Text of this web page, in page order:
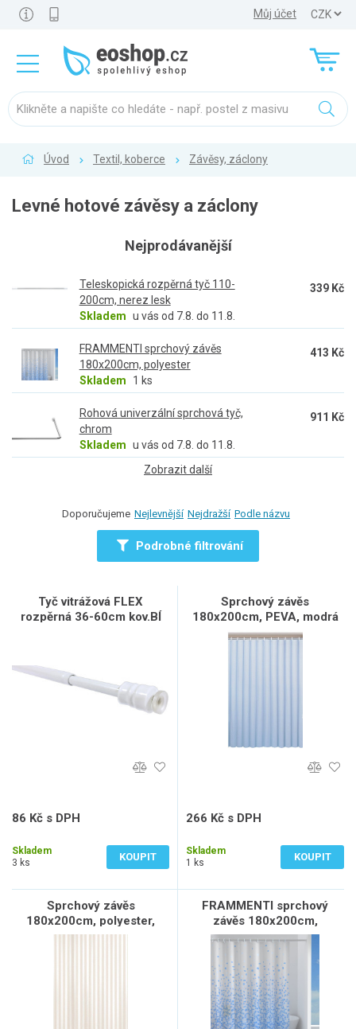
Můj účet
Úvod Textil, koberce Závěsy, záclony
Levné hotové závěsy a záclony
Nejprodávanější
Teleskopická rozpěrná tyč 110-
200cm, nerez lesk
Skladem u vás od 7.8. do 11.8.
339 Kč
FRAMMENTI sprchový závěs
180x200cm, polyester
Skladem
1 ks
413 Kč
Rohová univerzální sprchová tyč,
chrom
Skladem u vás od 7.8. do 11.8.
911 Kč
Zobrazit další
Doporučujeme Nejlevnější Nejdražší Podle názvu
Podrobné filtrování
Tyč vitrážová FLEX
rozpěrná 36-60cm kov.BÍ
86 Kč s DPH
Skladem
3 ks
KOUPIT
Sprchový závěs
180x200cm, PEVA, modrá
266 Kč s DPH
Skladem
1 ks
KOUPIT
Sprchový závěs
180x200cm, polyester,
béžová
FRAMMENTI sprchový
závěs 180x200cm,
polyester